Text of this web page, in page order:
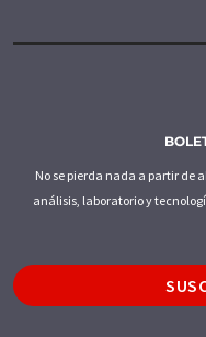
No se pierda nada a partir de
análisis, laboratorio y